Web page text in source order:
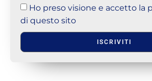
Ho preso visione e accetto la
di questo sito
ISCRIVITI